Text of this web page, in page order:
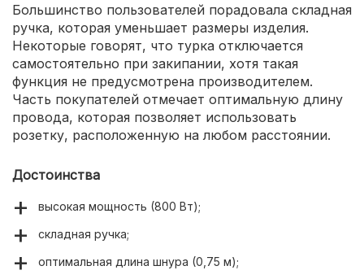
Большинство пользователей порадовала складная
ручка, которая уменьшает размеры изделия.
Некоторые говорят, что турка отключается
самостоятельно при закипании, хотя такая
функция не предусмотрена производителем.
Часть покупателей отмечает оптимальную длину
провода, которая позволяет использовать
розетку, расположенную на любом расстоянии.
Достоинства
высокая мощность (800 Вт);
складная ручка;
оптимальная длина шнура (0,75 м);